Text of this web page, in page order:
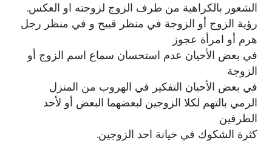
الشعور بالكراهية من طرف الزوج لزوجته او العكس.
رؤية الزوج أو الزوجة في منظر قبيح و في منظر رجل
هرم أو امرأة عجوز
في بعض الأحيان عدم استحسان سماع اسم الزوج أو
الزوجة
في بعض الأحيان التفكير في الهروب من المنزل
الرمي بالتهم لكلا الزوجين لبعضهما البعض أو لأحد
الطرفين
كثرة الشكوك في خيانة احد الزوجين.